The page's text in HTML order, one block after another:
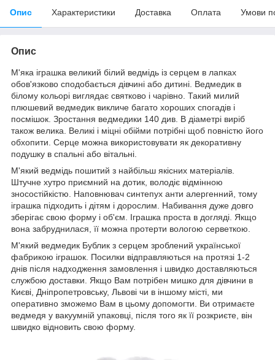
Опис Характеристики Доставка Оплата Умови
Опис
М'яка іграшка великий білий ведмідь із серцем в лапках
обов'язково сподобається дівчині або дитині. Ведмедик в
білому кольорі виглядає святково і чарівно. Такий милий
плюшевий ведмедик викличе багато хороших спогадів і
посмішок. Зростання ведмедики 140 див. В діаметрі виріб
також велика. Великі і міцні обійми потрібні щоб повністю його
обхопити. Серце можна використовувати як декоративну
подушку в спальні або вітальні.
М'який ведмідь пошитий з найбільш якісних матеріалів.
Штучне хутро приємний на дотик, володіє відмінною
зносостійкістю. Наповнювач синтепух анти алергенний, тому
іграшка підходить і дітям і дорослим. Набивання дуже довго
зберігає свою форму і об'єм. Іграшка проста в догляді. Якщо
вона забруднилася, її можна протерти вологою серветкою.
М'який ведмедик Бублик з серцем зроблений української
фабрикою іграшок. Посилки відправляються на протязі 1-2
днів після надходження замовлення і швидко доставляються
службою доставки. Якщо Вам потрібен мишко для дівчини в
Києві, Дніпропетровську, Львові чи в іншому місті, ми
оперативно зможемо Вам в цьому допомогти. Ви отримаєте
ведмедя у вакуумній упаковці, після того як її розкриєте, він
швидко відновить свою форму.